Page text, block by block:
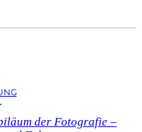
der Fotografie –